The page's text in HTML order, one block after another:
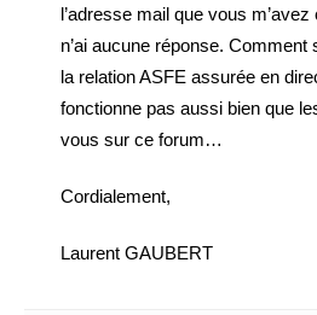
l’adresse mail que vous
n’ai aucune réponse. Comment
la relation ASFE assurée en
fonctionne pas aussi bien que
vous sur ce forum…
Cordialement,
Laurent GAUBERT